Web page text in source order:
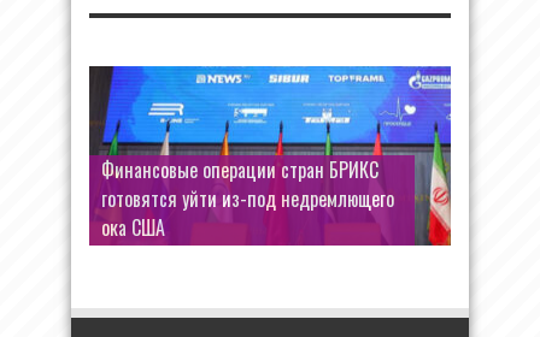
Финансовые операции стран БРИКС
готовятся уйти из-под недремлющего
ока США